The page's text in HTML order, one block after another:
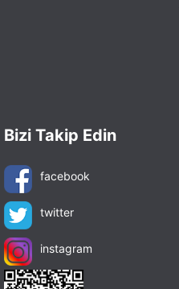
Bizi Takip Edin
facebook
twitter
instagram